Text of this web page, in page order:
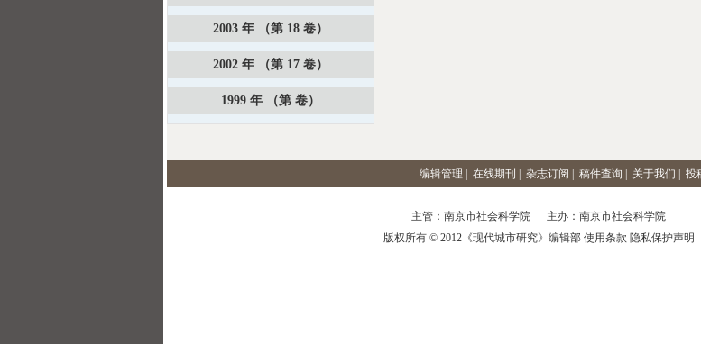
2003 年 （第 18 卷）
2002 年 （第 17 卷）
1999 年 （第 卷）
编辑管理 在线期刊 杂志订阅 稿件查询 关于我们 投
主管：南京市社会科学院 主办：南京市社会科学院
版权所有 © 2012《现代城市研究》编辑部 使用条款 隐私保护声明